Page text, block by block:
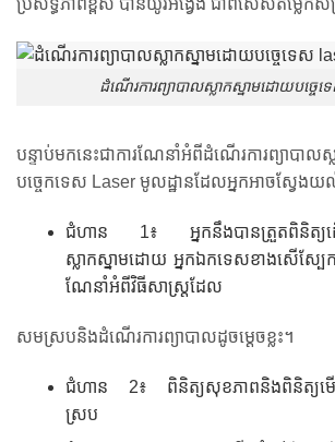
ដំណើរការព្យាបាលស្លាកស្នាមដោយបច្ចេ
បន្ទាប់មកនេះជាការណែនាំអំពីដំណើរការព្យាបាល
បច្ចេកទេស Laser មូលដ្ឋានដែលអ្នកអាចស្វែងយ
ជំហាន 1៖ អ្នកនឹងបានត្រួតពិនិត្យដើម្
ស្លាកស្នាមដោយ អ្នកឯកទេសខាងសើស្បែក
ណែនាំអំពីវិធីសាស្រ្តដែល
សមស្របនិងដំណើរការព្យាបាលដូចម្ដេចខ្លះ។
ជំហាន 2៖ ពិនិត្យសុខភាពនិងពិនិត្យ
ស្រប